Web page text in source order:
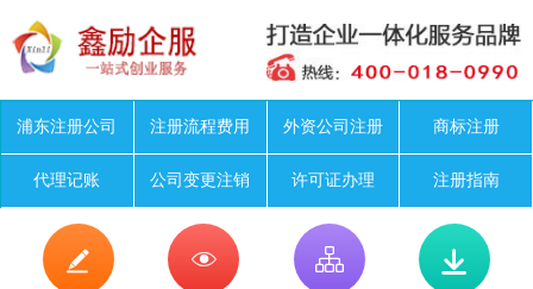
浦东注册公司 注册流程费用 外资公司注册 商标注册
代理记账 公司变更注销 许可证办理 注册指南
   